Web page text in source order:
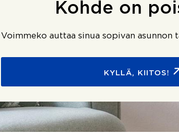
Kohde on
Voimmeko auttaa sinua sopivan asunnon
KYLLÄ, KIITOS!